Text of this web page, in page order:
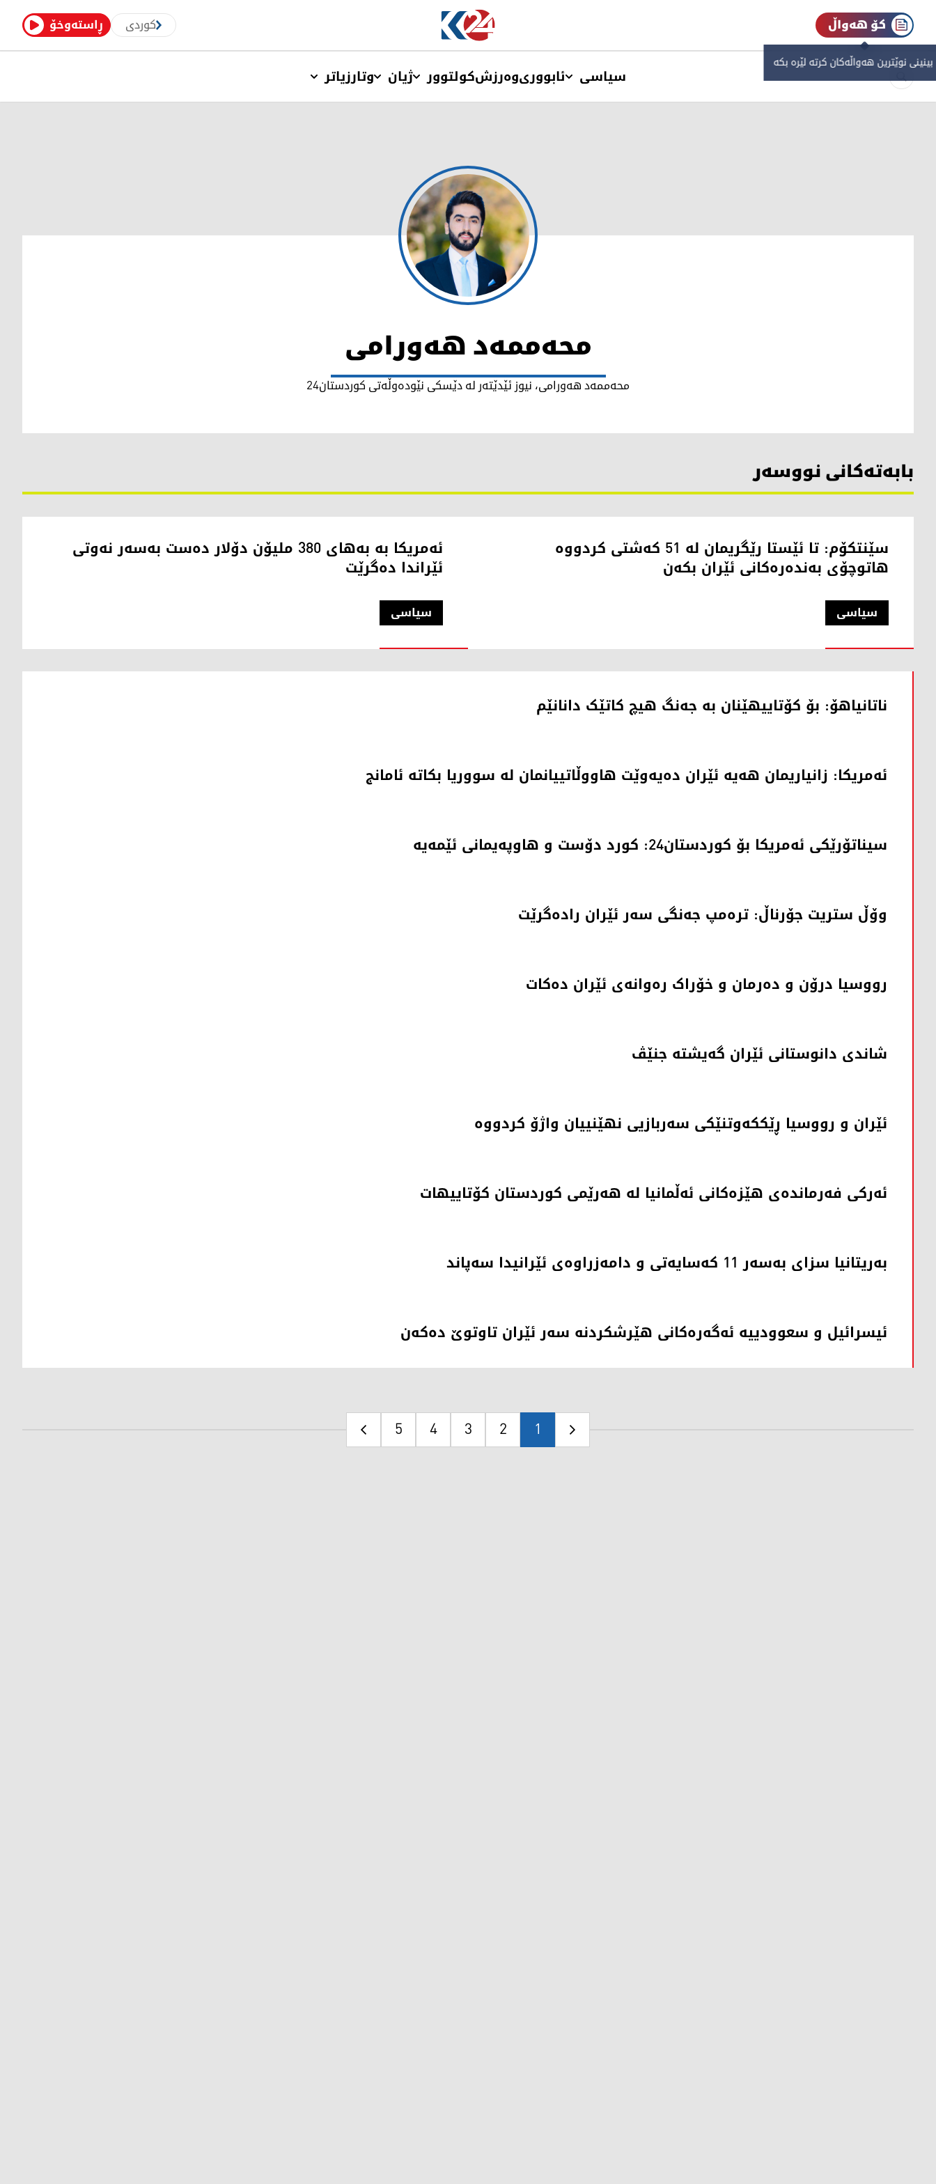
ڕاستەوخۆ کوردی کۆ هەواڵ
نوێترین هەواڵەکان کرتە لێرە بکە
سیاسی ئابووریوەرزشکولتوور ژیان وتارزیاتر
محەممەد هەورامی
محەممەد هەورامی
محەممەد هەورامی، نیوز ئێدێتەر لە دێسکی نێودەوڵەتی کوردستان24
بابەتەکانی نووسەر
سیاسی
سێنتکۆم: تا ئێستا رێگریمان لە 51 کەشتی کردووە
هاتوچۆی بەندەرەکانی ئێران بکەن
سیاسی
ئەمریکا بە بەهای 380 ملیۆن دۆلار دەست بەسەر نەوتی
ئێراندا دەگرێت
ناتانیاهۆ: بۆ کۆتاییهێنان بە جەنگ هیچ کاتێک دانانێم
ئەمریکا: زانیاریمان هەیە ئێران دەیەوێت هاووڵاتییانمان لە سووریا بکاتە ئامانج
سیناتۆرێکی ئەمریکا بۆ کوردستان24: کورد دۆست و هاوپەیمانی ئێمەیە
وۆڵ ستریت جۆرناڵ: تره‌مپ جەنگی سه‌ر ئێران راده‌گرێت
رووسیا درۆن و دەرمان و خۆراک رەوانەی ئێران دەکات
شاندی دانوستانی ئێران گەیشتە جنێڤ
ئێران و رووسیا ڕێککەوتنێکی سەربازیی نهێنییان واژۆ کردووە
ئەرکی فەرماندەی هێزەکانی ئەڵمانیا لە هەرێمی کوردستان کۆتاییهات
بەریتانیا سزای بەسەر 11 کەسایەتی و دامەزراوەی ئێرانیدا سەپاند
ئیسرائیل و سعوودییە ئه‌گه‌ره‌كانی هێرشكردنه‌ سه‌ر ئێران تاوتوێ ده‌كه‌ن
1
2
3
4
5